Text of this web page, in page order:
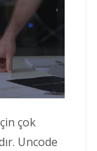
çok
Uncode